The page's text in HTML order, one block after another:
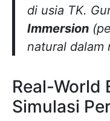
di usia TK.
Immersion
natural dalam
Real-World
Simulasi